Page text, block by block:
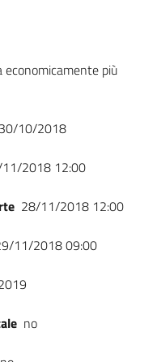
economicamente più
30/10/2018
2018 12:00
28/11/2018 12:00
11/2018 09:00
no